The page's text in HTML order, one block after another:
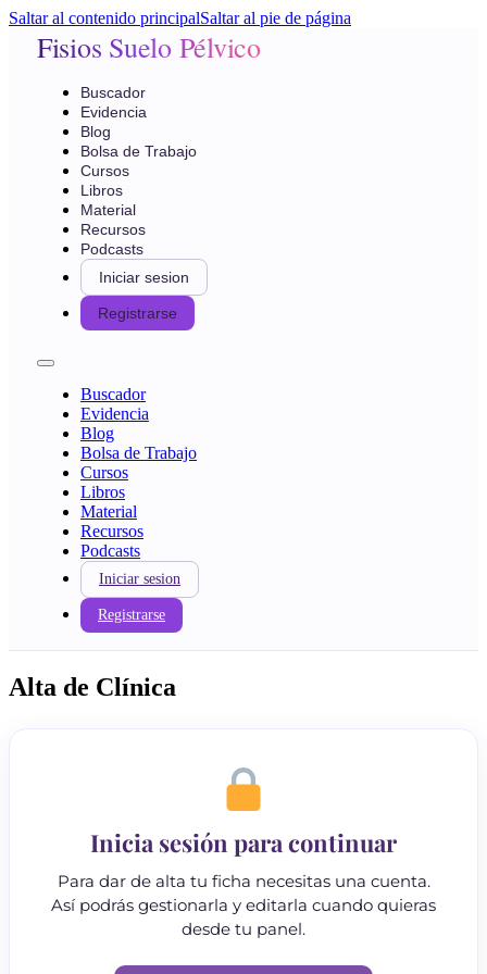
Saltar al contenido principalSaltar al pie de página
Fisios Suelo Pélvico
Buscador
Evidencia
Blog
Bolsa de Trabajo
Cursos
Libros
Material
Recursos
Podcasts
Iniciar sesion
Registrarse
Buscador
Evidencia
Blog
Bolsa de Trabajo
Cursos
Libros
Material
Recursos
Podcasts
Iniciar sesion
Registrarse
Alta de Clínica
Inicia sesión para continuar
Para dar de alta tu ficha necesitas una cuenta.
Así podrás gestionarla y editarla cuando quieras
desde tu panel.